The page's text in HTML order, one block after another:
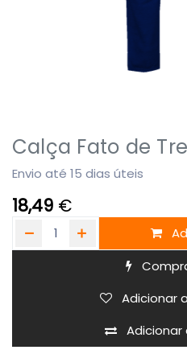
Calça Fato de
Envio até 15 dias úteis
18,49 €
Adicionar